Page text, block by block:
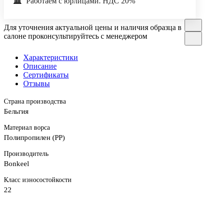
Для уточнения актуальной цены и наличия образца в
салоне проконсультируйтесь с менеджером
Характеристики
Описание
Сертификаты
Отзывы
Страна производства
Бельгия
Материал ворса
Полипропилен (PP)
Производитель
Bonkeel
Класс износостойкости
22